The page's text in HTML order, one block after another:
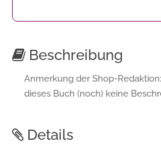
Beschreibung
Anmerkung der Shop-
dieses Buch (noch) keine
Details